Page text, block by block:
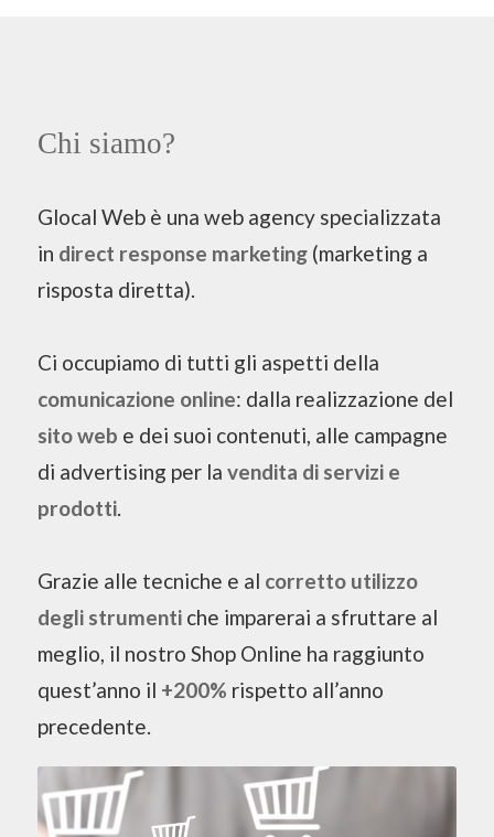
Chi siamo?
Glocal Web è una web agency specializzata
in direct response marketing(marketing a
risposta diretta).
Ci occupiamo di tutti gli aspetti della
comunicazione online: dalla realizzazione del
sito web e dei suoi contenuti, alle campagne
di advertising per la vendita di servizi e
prodotti.
Grazie alle tecniche e al corretto utilizzo
degli strumentiche imparerai a sfruttare al
meglio, il nostro Shop Online ha raggiunto
quest’anno il +200% rispetto all’anno
precedente.